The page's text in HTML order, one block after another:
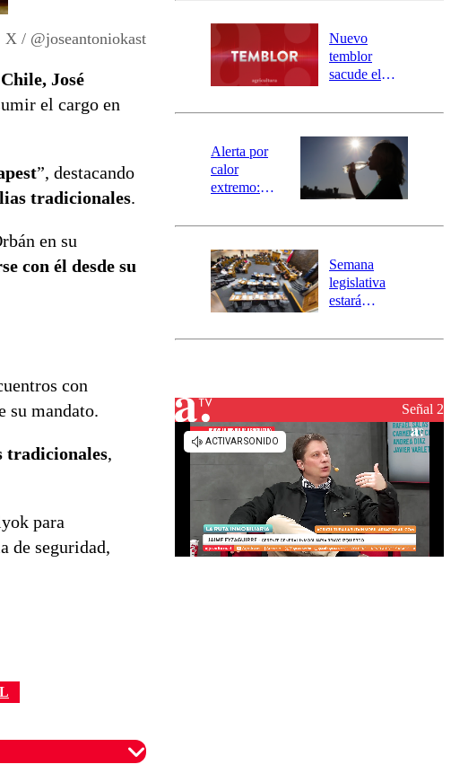
X / @joseantoniokast
José
el cargo en
”, destacando
tradicionales.
en su
con él desde su
con
su mandato.
tradicionales,
para
de seguridad,
río Damas:
activa
mensajería
SAE
Nuevo
temblor
sacude el
revisa la
epicentro
Alerta por
calor
extremo:
activa Alerta
Preventiva en
tres comunas
Semana
legislativa
estará
el fin de la
reconstrucciónSeñal 2